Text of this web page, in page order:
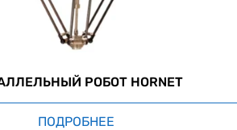
РОБОТ HORNET
ПОДРОБНЕЕ